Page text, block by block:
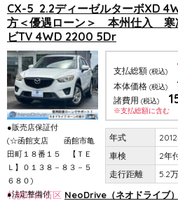
CX-5 2.2ディーゼルターボXD
方＜優遇ローン＞ 本州仕入
ビTV 4WD 2200 5Dr
●販売店保証付
(☆函館支店 函館市亀
田町１８番１５ 【ＴＥ
Ｌ】０１３８－８３－５
６８０)
●法定整備付
支払総額 (税込)
本体価格 (税込)
諸費用 (税込)
※支払総額に含む
2年
5.2
札幌市白石区 NeoDrive（ネオドライブ